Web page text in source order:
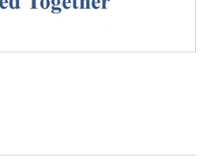
dưỡng, tập huấn lý luận chính trị hè
NHÀ ĐẠI ĐOÀN KẾT TẠI TỔ DÂN